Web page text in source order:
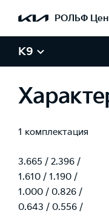
РОЛЬФ
K9
1 комплектация
Макс. Мощность (л.с.@
8-ступенчатая
Передаточные
3.665 / 2.396 /
1.610 / 1.190 /
1.000 / 0.826 /
0.643 / 0.556 /